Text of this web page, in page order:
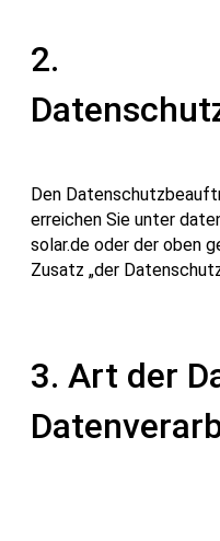
2.
Den
erreichen Sie unter
solar.de oder der oben
Zusatz „der
3. Art der